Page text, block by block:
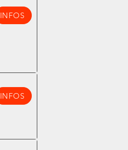
INFOS
INFOS